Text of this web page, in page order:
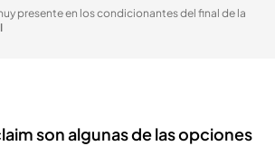
presente en los condicionantes del final de la
son algunas de las opciones